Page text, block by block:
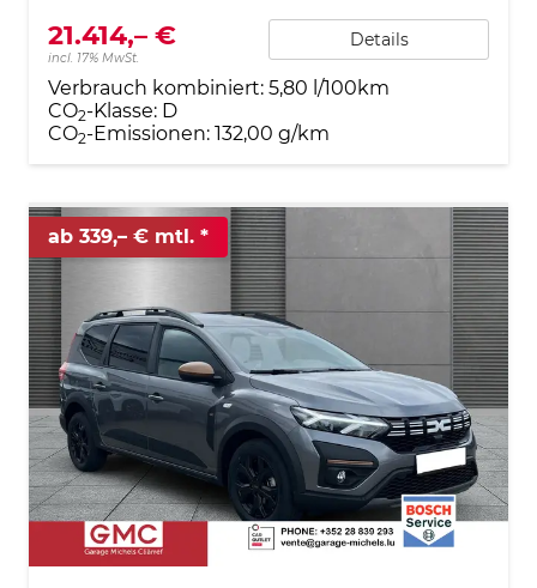
21.414,– €
incl. 17% MwSt.
Details
Verbrauch kombiniert: 5,80 l/100km
CO2-Klasse: D
CO2-Emissionen: 132,00 g/km
ab 339,– € mtl.